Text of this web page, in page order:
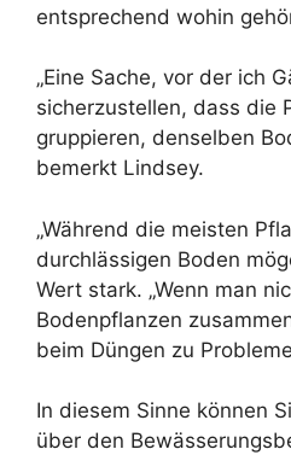
entsprechend wohin
„Eine Sache, vor der ich
sicherzustellen, dass die
gruppieren, denselben
bemerkt Lindsey.
„Während die meisten
durchlässigen Boden
Wert stark. „Wenn man
Bodenpflanzen
beim Düngen zu
In diesem Sinne können
über den